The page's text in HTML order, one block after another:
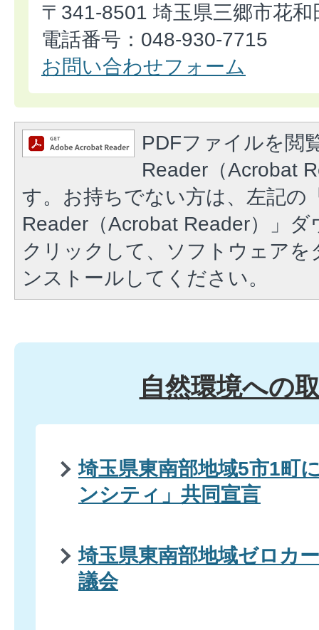
〒341-8501 埼玉県三郷市花
電話番号：048-930-7715
お問い合わせフォーム
PDFファイルを閲
Reader（Acrobat
す。お持ちでない方は、左記の
Reader（Acrobat Reader）」
クリックして、ソフトウェア
ンストールしてください。
自然環境への
埼玉県東南部地域5市1町
ンシティ」共同宣言
埼玉県東南部地域ゼロカ
議会